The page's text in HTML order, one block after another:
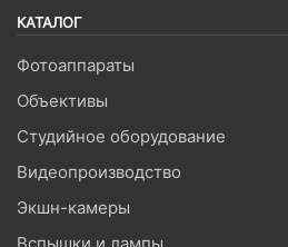
КАТАЛОГ
Фотоаппараты
Объективы
Студийное оборудование
Видеопроизводство
Экшн-камеры
Вспышки и лампы